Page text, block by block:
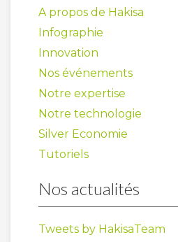
A propos de Hakisa
Infographie
Innovation
Nos événements
Notre expertise
Notre technologie
Silver Economie
Tutoriels
Nos actualités
Tweets by HakisaTeam